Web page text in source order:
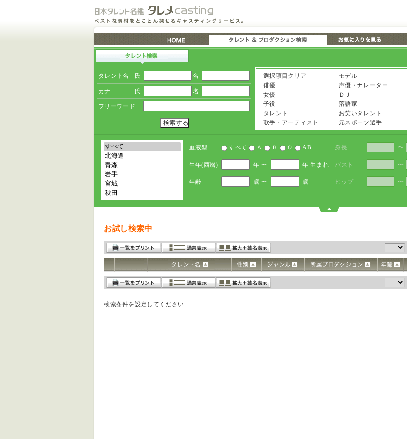
タレント名 氏 名
カナ 氏 名
フリーワード
選択項目クリア
俳優
女優
子役
タレント
歌手・アーティスト
モデル
声優・ナレーター
ＤＪ
落語家
お笑いタレント
元スポーツ選手
血液型 すべて Ａ Ｂ Ｏ AB
生年(西暦) 年 〜 年 生まれ
年齢 歳 〜 歳
身長 〜
バスト 〜
ヒップ 〜
お試し検索中
検索条件を設定してください